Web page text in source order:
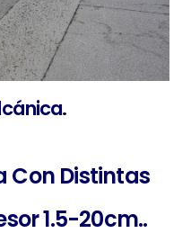
Con Distintas
1.5-20cm..